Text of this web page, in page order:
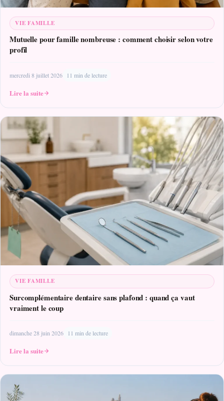
VIE FAMILLE
Mutuelle pour famille nombreuse : comment choisir selon votre
profil
mercredi 8 juillet 2026 11 min de lecture
Lire la suite
VIE FAMILLE
Surcomplémentaire dentaire sans plafond : quand ça vaut
vraiment le coup
dimanche 28 juin 2026 11 min de lecture
Lire la suite